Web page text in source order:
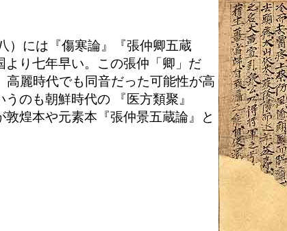
には『傷寒論』『張仲卿五蔵
り七年早い。この張仲「卿」だ
高麗時代でも同音だった可能性が高
のも朝鮮時代の 『医方類聚』
敦煌本や元素本『張仲景五蔵論』と